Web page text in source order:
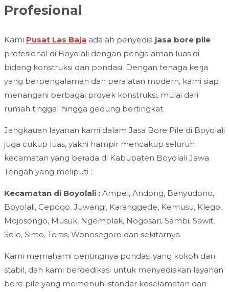
Profesional
Kami Pusat Las Baja adalah penyedia jasa bore pile
profesional di Boyolali dengan pengalaman luas di
bidang konstruksi dan pondasi. Dengan tenaga kerja
yang berpengalaman dan peralatan modern, kami siap
menangani berbagai proyek konstruksi, mulai dari
rumah tinggal hingga gedung bertingkat.
Jangkauan layanan kami dalam Jasa Bore Pile di Boyolali
juga cukup luas, yakni hampir mencakup seluruh
kecamatan yang berada di Kabupaten Boyolali Jawa
Tengah yang meliputi :
Kecamatan di Boyolali : Ampel, Andong, Banyudono,
Boyolali, Cepogo, Juwangi, Karanggede, Kemusu, Klego,
Mojosongo, Musuk, Ngemplak, Nogosari, Sambi, Sawit,
Selo, Simo, Teras, Wonosegoro dan sekitarnya.
Kami memahami pentingnya pondasi yang kokoh dan
stabil, dan kami berdedikasi untuk menyediakan layanan
bore pile yang memenuhi standar keselamatan dan